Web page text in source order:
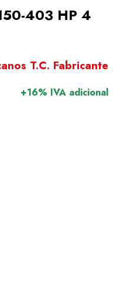
403 HP 4
T.C. Fabricante
+16% IVA adicional